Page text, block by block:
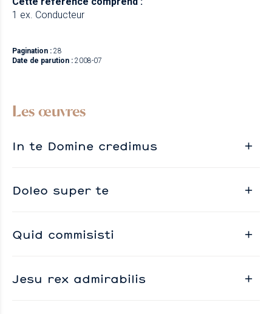
1 ex. Conducteur
Pagination : 28
Date de parution : 2008-07
Les œuvres
In te Domine credimus
Doleo super te
Quid commisisti
Jesu rex admirabilis